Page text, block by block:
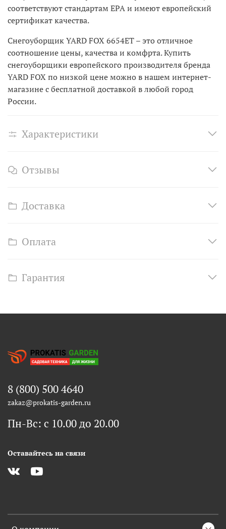
соответствуют стандартам EPA и имеют европейский
сертификат качества.
Снегоуборщик YARD FOX 6654ET – это отличное
соотношение цены, качества и комфрта. Купить
снегоуборщики европейского производителя бренда
YARD FOX по низкой цене можно в нашем интернет-
магазине с бесплатной доставкой в любой город
России.
Характеристики
Отзывы
Доставка
Оплата
Гарантия
8 (800) 500 4640
zakaz@prokatis-garden.ru
Пн-Вс: с 10.00 до 20.00
Оставайтесь на связи